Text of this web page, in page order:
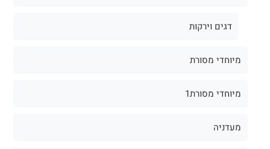
דגים וירקות
מיוחדי מסורת
מיוחדי מסורת1
מעדניה